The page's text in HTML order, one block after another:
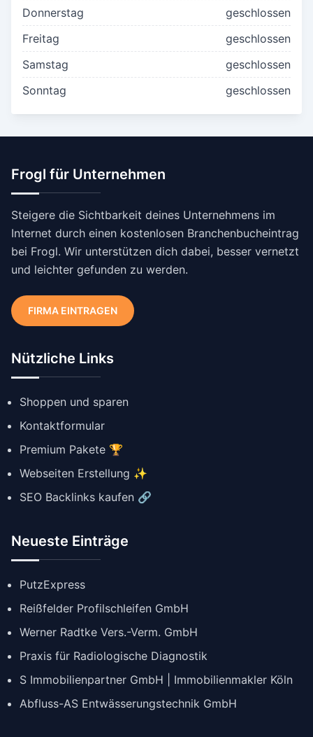
Donnerstag
geschlossen
Freitag
geschlossen
Samstag
geschlossen
Sonntag
geschlossen
Frogl für Unternehmen
Steigere die Sichtbarkeit deines Unternehmens im
Internet durch einen kostenlosen Branchenbucheintrag
bei Frogl. Wir unterstützen dich dabei, besser vernetzt
und leichter gefunden zu werden.
FIRMA EINTRAGEN
Nützliche Links
Shoppen und sparen
Kontaktformular
Premium Pakete 🏆
Webseiten Erstellung ✨
SEO Backlinks kaufen 🔗
Neueste Einträge
PutzExpress
Reißfelder Profilschleifen GmbH
Werner Radtke Vers.-Verm. GmbH
Praxis für Radiologische Diagnostik
S Immobilienpartner GmbH | Immobilienmakler Köln
Abfluss-AS Entwässerungstechnik GmbH